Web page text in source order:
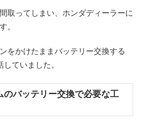
取ってしまい、ホンダディーラーに
。
をかけたままバッテリー交換する
していました。
のバッテリー交換で必要な工